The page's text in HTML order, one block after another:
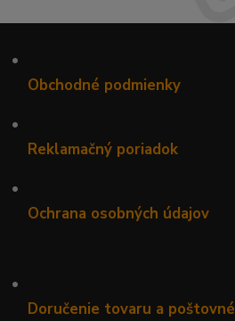
•
Obchodné podmienky
•
Reklamačný poriadok
•
Ochrana osobných údajov
•
Doručenie tovaru a poštovné